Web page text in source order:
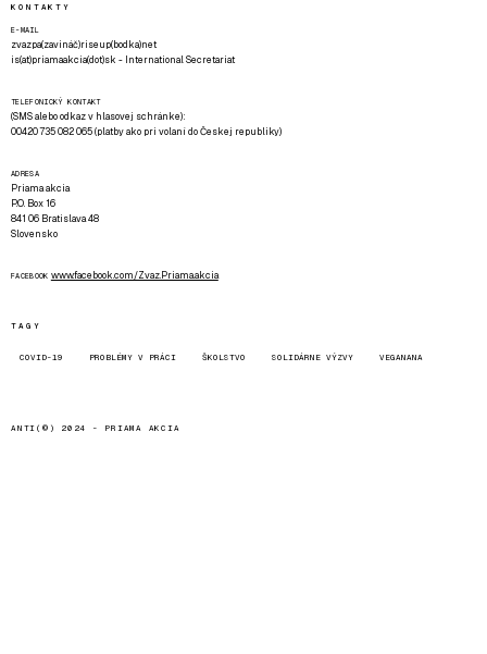
KONTAKTY
E-MAIL
zvazpa(zavináč)riseup(bodka)net
is(at)priamaakcia(dot)sk - International Secretariat
TELEFONICKÝ KONTAKT
(SMS alebo odkaz v hlasovej schránke):
00420 735 082 065 (platby ako pri volaní do Českej republiky)
ADRESA
Priama akcia
P.O. Box 16
841 06 Bratislava 48
Slovensko
FACEBOOK www.facebook.com/Zvaz.Priama.akcia
TAGY
COVID-19 PROBLÉMY V PRÁCI ŠKOLSTVO SOLIDÁRNE VÝZVY VEGANANA
ANTI(©) 2024 - PRIAMA AKCIA